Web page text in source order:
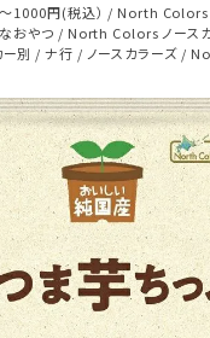
～1000円(税込）
North Colors
おやつ
North Colors ノース
ー別 ナ行 ノースカラーズ